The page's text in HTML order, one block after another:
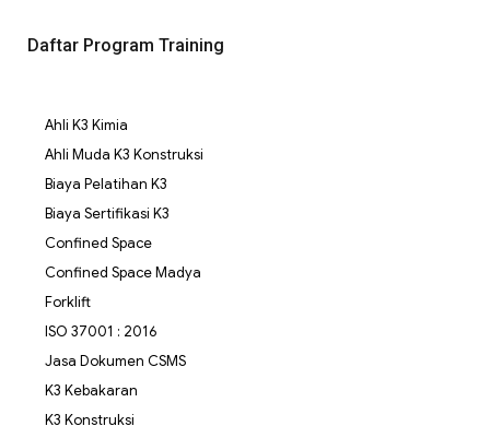
Daftar Program Training
Ahli K3 Kimia
Ahli Muda K3 Konstruksi
Biaya Pelatihan K3
Biaya Sertifikasi K3
Confined Space
Confined Space Madya
Forklift
ISO 37001 : 2016
Jasa Dokumen CSMS
K3 Kebakaran
K3 Konstruksi